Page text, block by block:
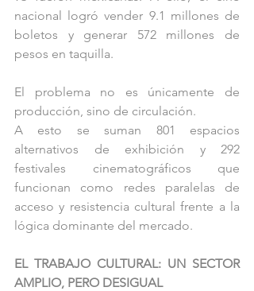
nacional logró vender 9.1 millones de
boletos y generar 572 millones de
pesos en taquilla.
El problema no es únicamente de
producción, sino de circulación.
A esto se suman 801 espacios
alternativos de exhibición y 292
festivales cinematográficos que
funcionan como redes paralelas de
acceso y resistencia cultural frente a la
lógica dominante del mercado.
EL TRABAJO CULTURAL: UN SECTOR
AMPLIO, PERO DESIGUAL